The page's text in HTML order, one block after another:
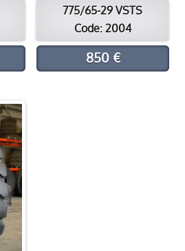
775/65-29 VSTS
Code: 2004
850 €